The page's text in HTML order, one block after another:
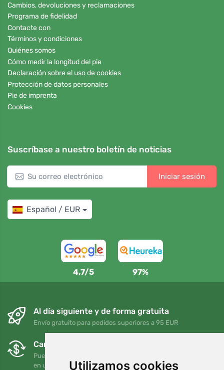
Utilizamos cookies
Cambios, devoluciones y reclamaciones
Programa de fidelidad
Contacte con
Términos y condiciones
Quiénes somos
Cómo medir la longitud del pie
Declaración sobre el uso de cookies
Protección de datos personales
Pie de imprenta
Cookies
Suscríbase a nuestro boletín de noticias
Iniciar sesión
Español / EUR
4,7/5 97%
Al día siguiente y de forma gratuita
Envío gratuito para pedidos superiores a 95 EUR
Cambios y devoluciones gratuitos
Puede devolver o cambiar su pedido en cualquier momento
en un plazo de 90 días